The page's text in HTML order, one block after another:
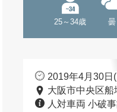
25～34歳 曇
2019年4月30日
大阪市中央区
人対車両 小破